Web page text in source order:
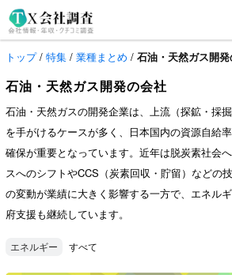
トップ/ 特集 / 業種まとめ / 石油・天然ガス開
石油・天然ガス開発の会社
石油・天然ガスの開発企業は、上流（探鉱・採
を手がけるケースが多く、日本国内の資源自給
確保が重要となっています。近年は脱炭素社会
スへのシフトやCCS（炭素回収・貯留）などの
の変動が業績に大きく影響する一方で、エネル
府支援も継続しています。
エネルギー すべて